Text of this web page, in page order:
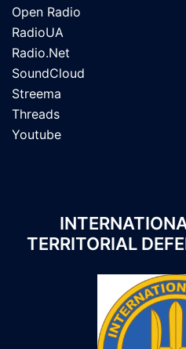
Open Radio
RadioUA
Radio.Net
SoundCloud
Streema
Threads
Youtube
TERRITORIAL